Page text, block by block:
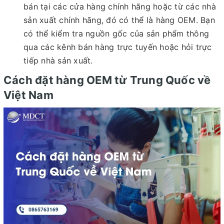
bán tại các cửa hàng chính hãng hoặc từ các nhà
sản xuất chính hãng, đó có thể là hàng OEM. Bạn
có thể kiểm tra nguồn gốc của sản phẩm thông
qua các kênh bán hàng trực tuyến hoặc hỏi trực
tiếp nhà sản xuất.
Cách đặt hàng OEM từ Trung Quốc về
Việt Nam